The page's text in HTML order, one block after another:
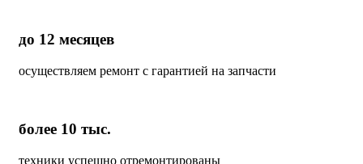
до 12 месяцев
осуществляем ремонт с гарантией на запчасти
более 10 тыс.
техники успешно отремонтированы